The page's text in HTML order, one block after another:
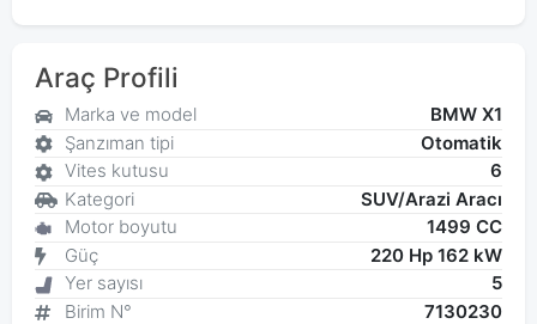
Araç Profili
Marka ve model
BMW X1
Şanzıman tipi
Otomatik
Vites kutusu
6
Kategori
SUV/Arazi Aracı
Motor boyutu
1499 CC
Güç
220 Hp 162 kW
Yer sayısı
5
Birim N°
7130230